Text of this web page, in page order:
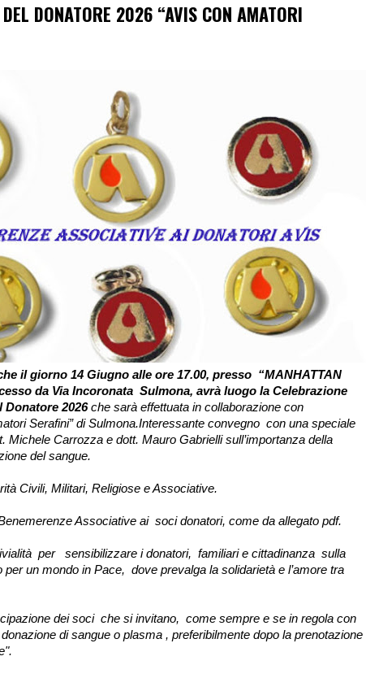
DONATORE 2026 “AVIS CON AMATORI
il giorno 14 Giugno alle ore 17.00, presso “MANHATTAN
da Via Incoronata Sulmona, avrà luogo la Celebrazione
Donatore 2026che sarà effettuata in collaborazione con
Serafini” di Sulmona.Interessante convegno con una speciale
Michele Carrozza e dott. Mauro Gabrielli sull’importanza della
del sangue.
Civili, Militari, Religiose e Associative.
Associative ai soci donatori, come da allegato pdf.
per sensibilizzare i donatori, familiari e cittadinanza sulla
un mondo in Pace, dove prevalga la solidarietà e l’amore tra
dei soci che si invitano, come sempre e se in regola con
di sangue o plasma , preferibilmente dopo la prenotazione